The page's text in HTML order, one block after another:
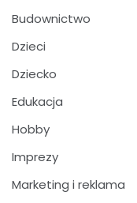
Budownictwo
Dzieci
Dziecko
Edukacja
Hobby
Imprezy
Marketing i reklama